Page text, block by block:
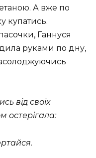
А вже по
купатись.
Ганнуся
руками по дну,
від своїх
остерігала: